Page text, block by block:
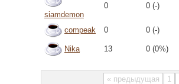
siamdemon
0 0 (-)
compeak 0 0 (-)
Nika 13 0 (0%)
« предыдущая 1